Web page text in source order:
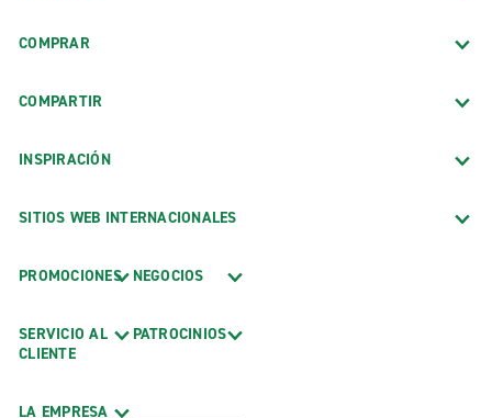
COMPRAR
COMPARTIR
INSPIRACIÓN
SITIOS WEB INTERNACIONALES
PROMOCIONES
SERVICIO AL
CLIENTE
LA EMPRESA
NEGOCIOS
PATROCINIOS